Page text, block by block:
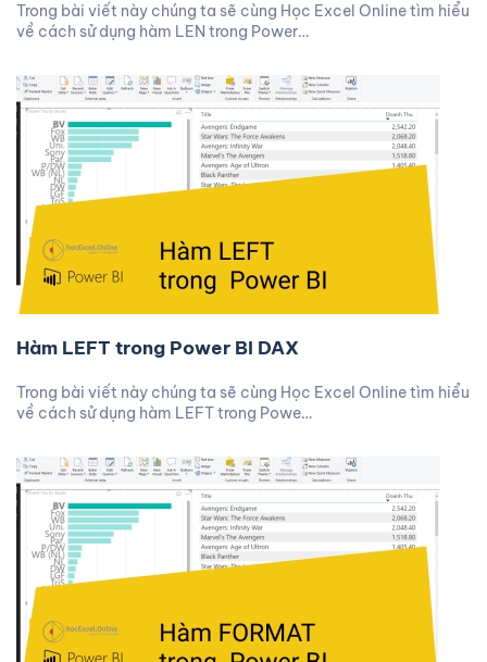
Trong bài viết này chúng ta sẽ cùng Học Excel Online tìm hiểu
về cách sử dụng hàm LEN trong Power…
Hàm LEFT trong Power BI DAX
Trong bài viết này chúng ta sẽ cùng Học Excel Online tìm hiểu
về cách sử dụng hàm LEFT trong Powe…